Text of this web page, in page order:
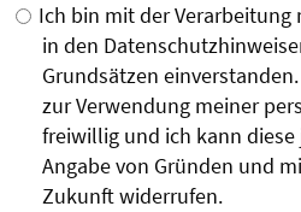
Ich bin mit der Verarbeitung
in den
Grundsätzen
zur Verwendung meiner
freiwillig und ich kann
Angabe von Gründen und
Zukunft widerrufen.